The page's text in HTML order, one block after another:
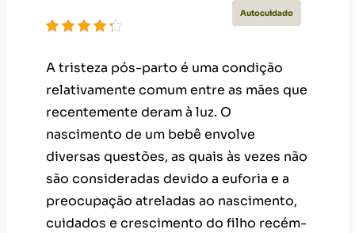
Autocuidado
A tristeza pós-parto é uma condição
relativamente comum entre as mães que
recentemente deram à luz. O
nascimento de um bebê envolve
diversas questões, as quais às vezes não
são consideradas devido a euforia e a
preocupação atreladas ao nascimento,
cuidados e crescimento do filho recém-